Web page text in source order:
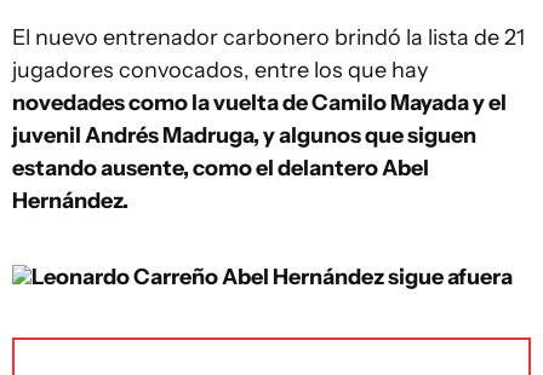
El nuevo entrenador carbonero brindó la lista de 21
jugadores convocados, entre los que hay
novedades como la vuelta de Camilo Mayada y el
juvenil Andrés Madruga, y algunos que siguen
estando ausente, como el delantero Abel
Hernández.
Leonardo CarreñoAbel Hernández sigue afuera